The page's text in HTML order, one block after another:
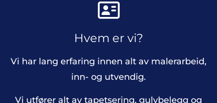

Hvem er vi?
Vi har lang erfaring innen alt av malerarbeid,
inn- og utvendig.
Vi utfører alt av tapetsering, gulvbelegg og